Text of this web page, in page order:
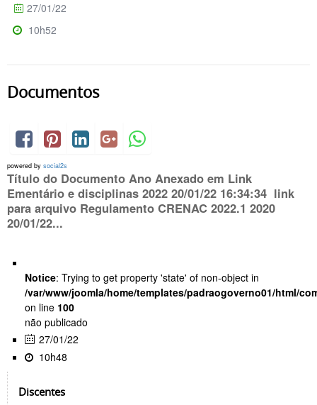
27/01/22
10h52
Documentos
powered by social2s
Título do Documento Ano Anexado em Link
Ementário e disciplinas 2022 20/01/22 16:34:34 link
para arquivo Regulamento CRENAC 2022.1 2020
20/01/22...
Notice: Trying to get property 'state' of non-object in
/var/www/joomla/home/templates/padraogoverno01/html/
on line 100
não publicado
27/01/22
10h48
Discentes